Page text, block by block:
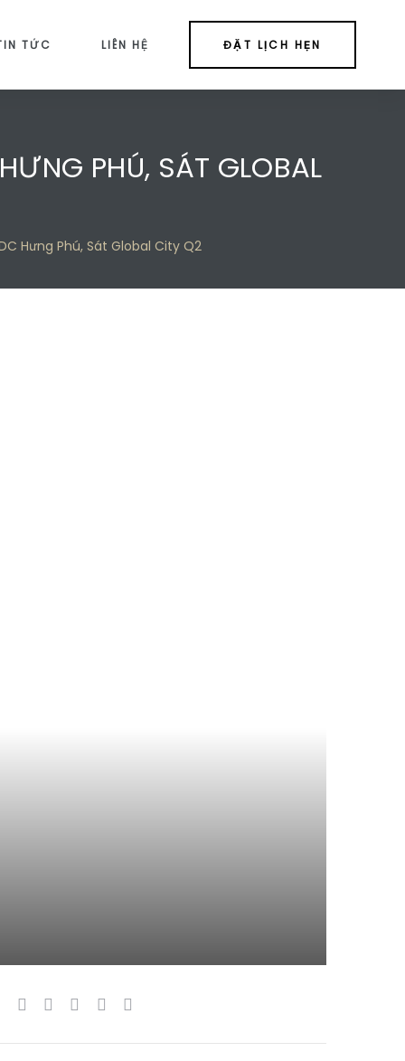
TỨC LIÊN HỆ ĐẶT LỊCH HẸN
PHÚ, SÁT GLOBAL
Hưng Phú, Sát Global City Q2